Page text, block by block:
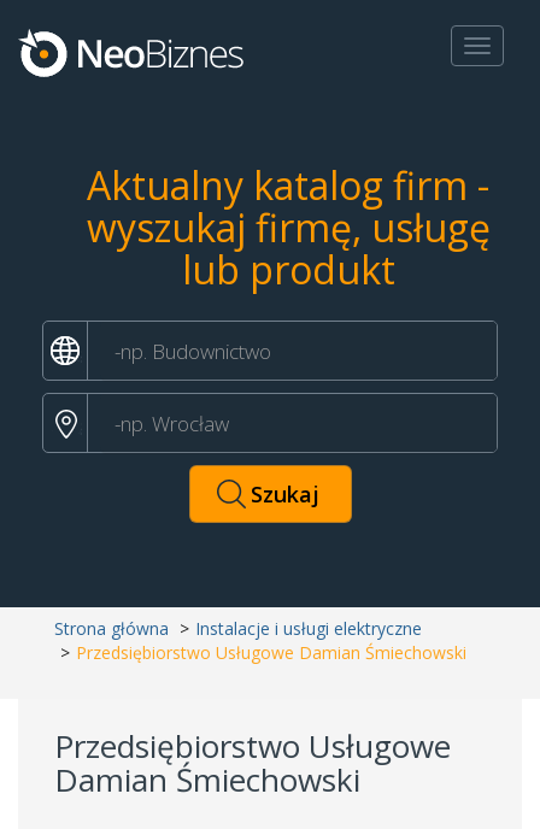
Toggle
Aktualny katalog firm -
wyszukaj firmę, usługę
lub produkt
Strona główna
Instalacje i usługi elektryczne
Przedsiębiorstwo Usługowe Damian Śmiechowski
Przedsiębiorstwo Usługowe
Damian Śmiechowski